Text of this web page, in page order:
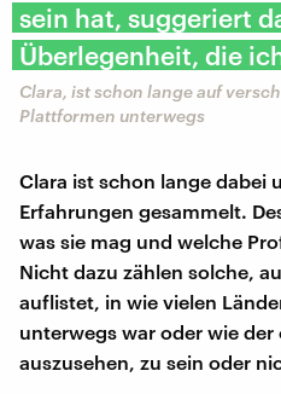
sein hat, suggeriert
Überlegenheit, die
Clara, ist schon lange auf
Plattformen unterwegs
Clara ist schon lange dabei
Erfahrungen gesammelt.
was sie mag und welche
Nicht dazu zählen solche,
auflistet, in wie vielen
unterwegs war oder wie der
auszusehen, zu sein oder